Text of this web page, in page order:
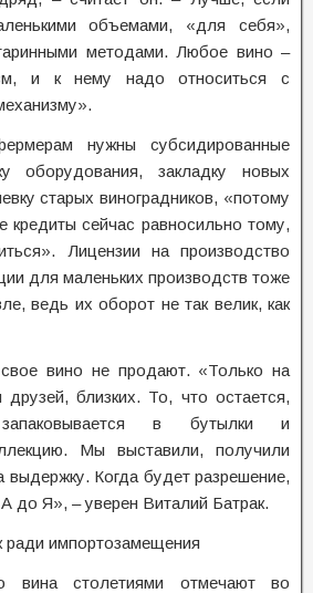
объемами, «для себя»,
методами. Любое вино –
и к нему надо относиться с
нужны субсидированные
оборудования, закладку новых
старых виноградников, «потому
кредиты сейчас равносильно тому,
Лицензии на производство
для маленьких производств тоже
ведь их оборот не так велик, как
вино не продают. «Только на
близких. То, что остается,
запаковывается в бутылки и
Мы выставили, получили
выдержку. Когда будет разрешение,
до Я», – уверен Виталий Батрак.
ради импортозамещения
вина столетиями отмечают во